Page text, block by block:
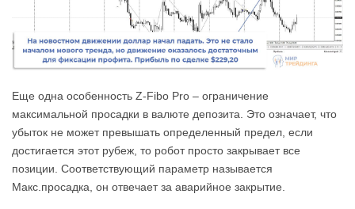
Еще одна особенность Z-Fibo Pro – ограничение
максимальной просадки в валюте депозита. Это означает, что
убыток не может превышать определенный предел, если
достигается этот рубеж, то робот просто закрывает все
позиции. Соответствующий параметр называется
Макс.просадка, он отвечает за аварийное закрытие.